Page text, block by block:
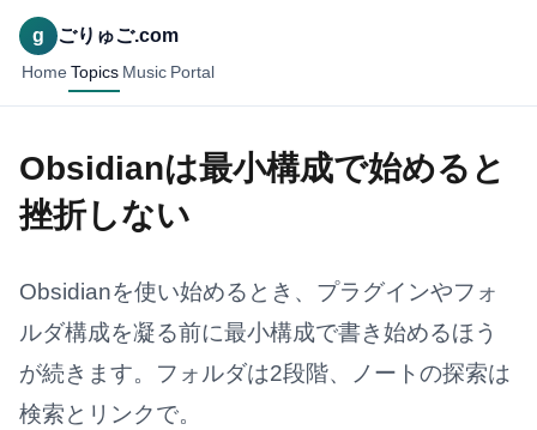
g ごりゅご.com
Home Topics Music Portal
Obsidianは最小構成で始めると
挫折しない
Obsidianを使い始めるとき、プラグインやフォ
ルダ構成を凝る前に最小構成で書き始めるほう
が続きます。フォルダは2段階、ノートの探索は
検索とリンクで。